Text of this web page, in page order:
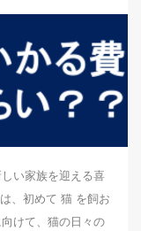
い家族を迎える喜
、初めて 猫 を飼お
けて、猫の日々の